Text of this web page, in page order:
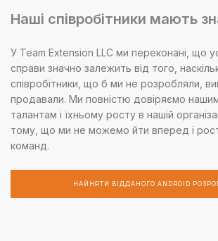
Наші співробітники мають
У Team Extension LLC ми переконані, що
справи значно залежить від того,
співробітники, що б ми не розробляли,
продавали. Ми повністю довіряємо
талантам і їхньому росту в нашій
тому, що ми не можемо йти вперед і
команд.
НАЙНЯТИ ВІДДАНОГО ANDROID